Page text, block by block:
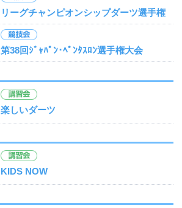
リーグチャンピオンシップダーツ選手権
第38回ｼﾞｬﾊﾟﾝ･ﾍﾟﾝﾀｽﾛﾝ選手権大会
楽しいダーツ
KIDS NOW